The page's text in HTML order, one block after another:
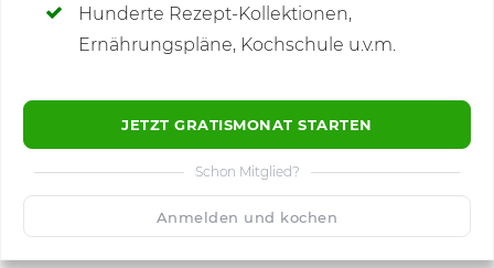
Hunderte Rezept-Kollektionen,
Ernährungspläne, Kochschule u.v.m.
JETZT GRATISMONAT STARTEN
Schon Mitglied?
Anmelden und kochen
Kommentare
🙂 Speichern